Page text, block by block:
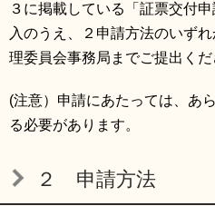
３に掲載している「証票交付
入のうえ、２申請方法のいず
理委員会事務局までご提出くだ
(注意）申請にあたっては、あ
る必要があります。
２ 申請方法